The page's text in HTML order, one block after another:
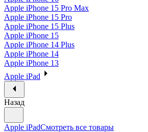
Apple iPhone 15 Pro Max
Apple iPhone 15 Pro
Apple iPhone 15 Plus
Apple iPhone 15
Apple iPhone 14 Plus
Apple iPhone 14
Apple iPhone 13
Apple iPad
Назад
Apple iPadСмотреть все товары